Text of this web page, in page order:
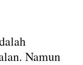
Namun